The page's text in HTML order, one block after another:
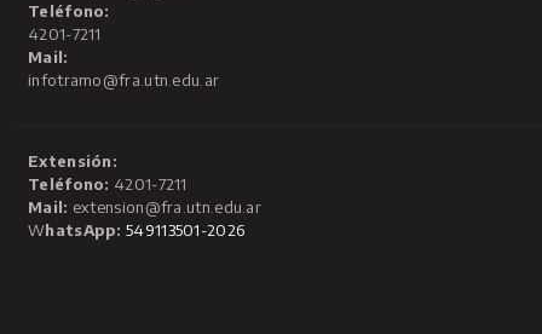
Teléfono:
4201-7211
Mail:
infotramo@fra.utn.edu.ar
Extensión:
Teléfono: 4201-7211
Mail: extension@fra.utn.edu.ar
WhatsApp: 549113501-2026